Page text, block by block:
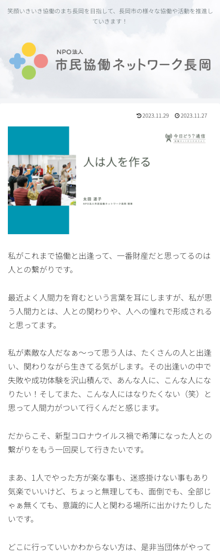
笑顔いきいき協働のまち長岡を目指して、長岡市の様々な協働や活動を推進し
ていきます！
2023.11.29 2023.11.27
私がこれまで協働と出逢って、一番財産だと思ってるのは
人との繋がりです。
最近よく人間力を育むという言葉を耳にしますが、私が思
う人間力とは、人との関わりや、人への憧れで形成される
と思ってます。
私が素敵な人だなぁ〜って思う人は、たくさんの人と出逢
い、関わりながら生きてる気がします。その出逢いの中で
失敗や成功体験を沢山積んで、あんな人に、こんな人にな
りたい！そしてまた、こんな人にはなりたくない（笑）と
思って人間力がついて行くんだと感じます。
だからこそ、新型コロナウイルス禍で希薄になった人との
繋がりをもう一回戻して行きたいです。
まあ、1人でやった方が楽な事も、迷惑掛けない事もあり
気楽でいいけど、ちょっと無理しても、面倒でも、全部じ
ゃぁ無くても、意識的に人と関わる場所に出かけたりした
いです。
どこに行っていいかわからない方は、是非当団体がやって